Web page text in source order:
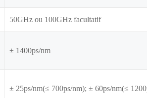
50GHz ou 100GHz facultatif
± 1400ps/nm
± 25ps/nm(≤ 700ps/nm); ± 60ps/nm(≤